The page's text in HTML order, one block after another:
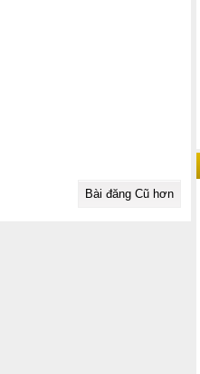
Bài đăng Cũ hơn